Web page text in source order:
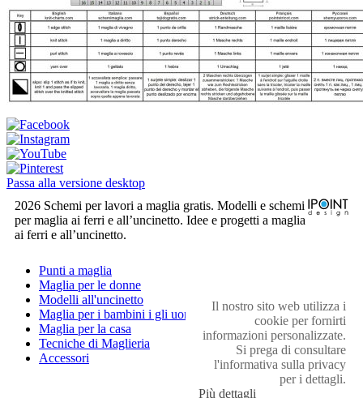
Passa alla versione desktop
2026 Schemi per lavori a maglia gratis. Modelli e schemi
per maglia ai ferri e all’uncinetto. Idee e progetti a maglia
ai ferri e all’uncinetto.
Punti a maglia
Maglia per le donne
Modelli all'uncinetto
Maglia per i bambini i gli uomini
Maglia per la casa
Tecniche di Maglieria
Accessori
Il nostro sito web utilizza i
cookie per fornirti
informazioni personalizzate.
Si prega di consultare
l'informativa sulla privacy
per i dettagli.
Più dettagli